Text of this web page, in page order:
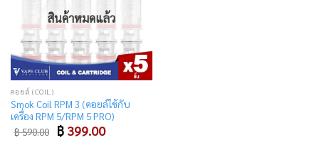
สินค้าหมดแล้ว
คอยล์ (COIL)
Smok Coil RPM 3 (คอยล์ใช้กับ
เครื่อง RPM 5/RPM 5 PRO)
฿590.00 Original
price
฿ 399.00Current
price